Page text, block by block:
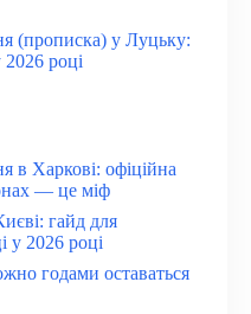
(прописка) у Луцьку:
році
в Харкові: офіційна
— це міф
гайд для
у 2026 році
годами оставаться